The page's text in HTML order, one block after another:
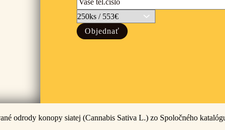
odrody konopy siatej (Cannabis Sativa L.) zo Spoločného